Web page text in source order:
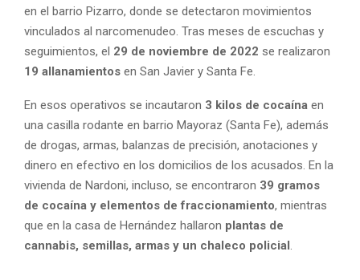
en el barrio Pizarro, donde se detectaron movimientos
vinculados al narcomenudeo. Tras meses de escuchas y
seguimientos, el 29 de noviembre de 2022 se realizaron
19 allanamientos en San Javier y Santa Fe.
En esos operativos se incautaron 3 kilos de cocaína en
una casilla rodante en barrio Mayoraz (Santa Fe), además
de drogas, armas, balanzas de precisión, anotaciones y
dinero en efectivo en los domicilios de los acusados. En la
vivienda de Nardoni, incluso, se encontraron 39 gramos
de cocaína y elementos de fraccionamiento, mientras
que en la casa de Hernández hallaron plantas de
cannabis, semillas, armas y un chaleco policial.